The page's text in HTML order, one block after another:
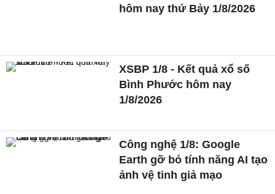
hôm nay thứ Bảy 1/8/2026
XSBP 1/8 - Kết quả xổ số
Bình Phước hôm nay
1/8/2026
Công nghệ 1/8: Google
Earth gỡ bỏ tính năng AI tạo
ảnh vệ tinh giả mạo